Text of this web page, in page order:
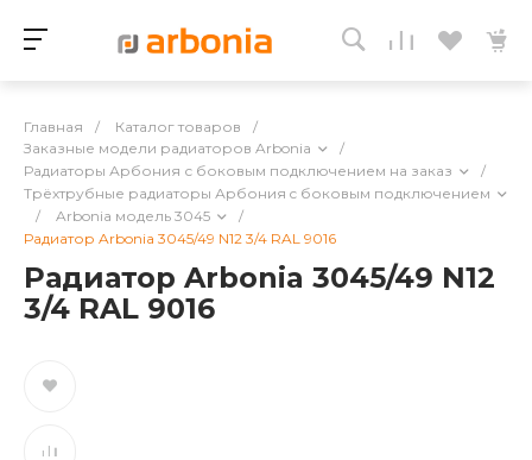
Главная / Каталог товаров
/
Заказные модели радиаторов Arbonia
/
Радиаторы Арбония с боковым подключением на заказ
/
Трёхтрубные радиаторы Арбония c боковым подключением
/
Arbonia модель 3045
/
Радиатор Arbonia 3045/49 N12 3/4 RAL 9016
Радиатор Arbonia 3045/49 N12
3/4 RAL 9016